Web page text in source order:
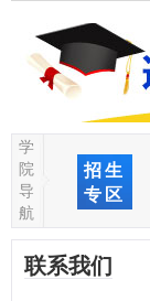
学
院
导
航
招生
专区
联系我们